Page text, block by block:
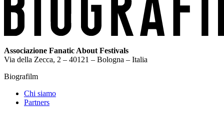
Associazione Fanatic About Festivals
Via della Zecca, 2 – 40121 – Bologna – Italia
Biografilm
Chi siamo
Partners